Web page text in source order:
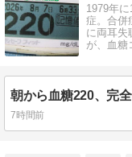
1979年
症。合併
に両耳失
が、血糖
7時間前